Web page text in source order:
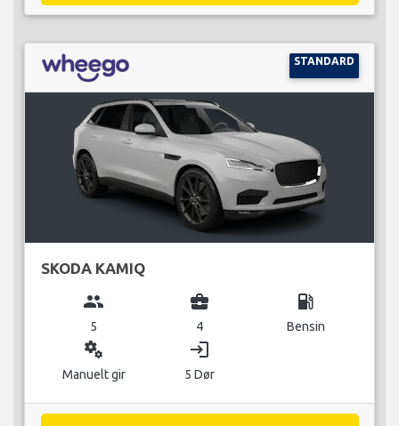
STANDARD
SKODA KAMIQ
group
5
business_center
4
local_gas_station
Bensin
miscellaneous_services
Manuelt gir
login
5 Dør